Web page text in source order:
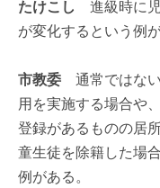
たけこし
進級時に
が変化するという例
市教委 通常ではな
用を実施する場合や
登録があるものの居
童生徒を除籍した場
例がある。